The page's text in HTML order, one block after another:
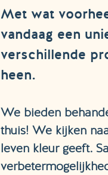
Met wat
vandaag een
verschillende
heen.
We bieden
thuis! We kijken
leven kleur geeft.